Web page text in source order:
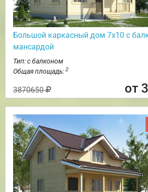
Большой каркасный дом 7х10 с
мансардой
Тип: с балконом
Общая площадь: 2
3870650 от